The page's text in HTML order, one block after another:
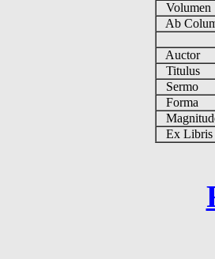
Volumen
Ab
Auctor
Titulus
Sermo
Forma
Ex Libris